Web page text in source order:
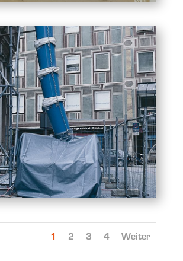
1 2 3 4 Weiter